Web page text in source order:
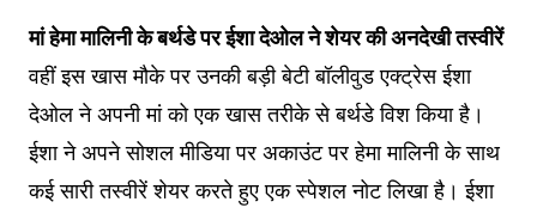
मां हेमा मालिनी के बर्थडे पर ईशा देओल ने शेयर की अनदेखी तस्वीरें
वहीं इस खास मौके पर उनकी बड़ी बेटी बॉलीवुड एक्ट्रेस ईशा
देओल ने अपनी मां को एक खास तरीके से बर्थडे विश किया है।
ईशा ने अपने सोशल मीडिया पर अकाउंट पर हेमा मालिनी के साथ
कई सारी तस्वीरें शेयर करते हुए एक स्पेशल नोट लिखा है। ईशा